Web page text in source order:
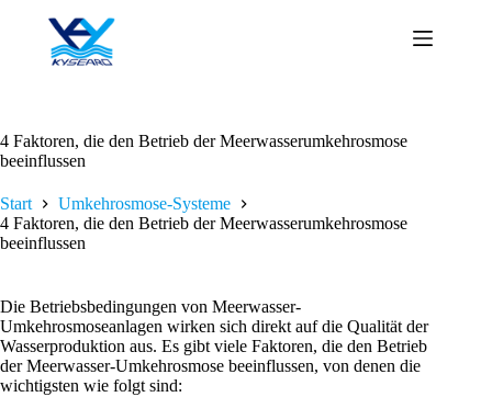
springen
4 Faktoren, die den Betrieb der Meerwasserumkehrosmose
beeinflussen
Start
Umkehrosmose-Systeme
4 Faktoren, die den Betrieb der Meerwasserumkehrosmose
beeinflussen
Die Betriebsbedingungen von Meerwasser-
Umkehrosmoseanlagen wirken sich direkt auf die Qualität der
Wasserproduktion aus. Es gibt viele Faktoren, die den Betrieb
der Meerwasser-Umkehrosmose beeinflussen, von denen die
wichtigsten wie folgt sind: